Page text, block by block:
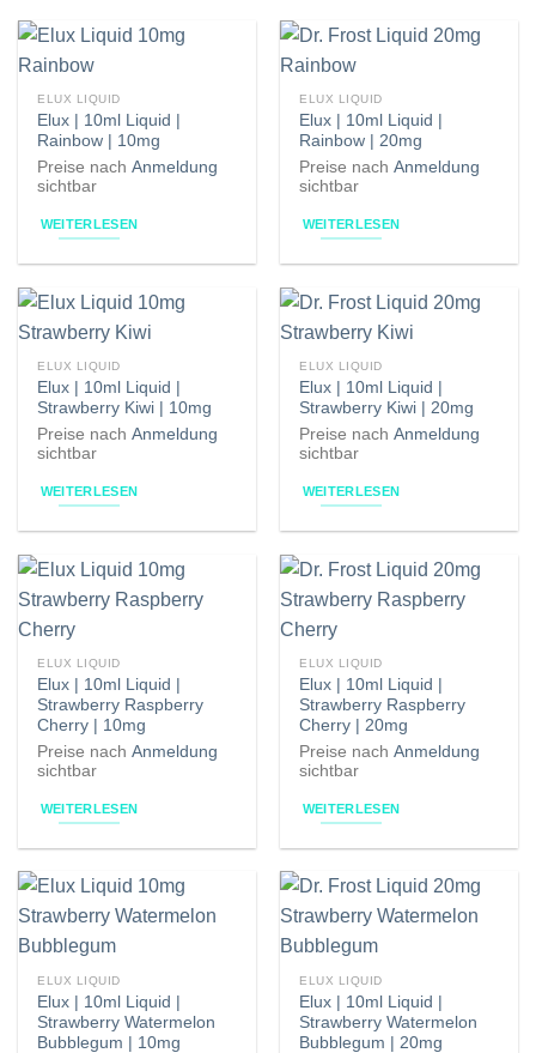
ELUX LIQUID
Elux | 10ml Liquid |
Rainbow | 10mg
Preise nachAnmeldung
sichtbar
WEITERLESEN
ELUX LIQUID
Elux | 10ml Liquid |
Rainbow | 20mg
Preise nachAnmeldung
sichtbar
WEITERLESEN
ELUX LIQUID
Elux | 10ml Liquid |
Strawberry Kiwi | 10mg
Preise nachAnmeldung
sichtbar
WEITERLESEN
ELUX LIQUID
Elux | 10ml Liquid |
Strawberry Kiwi | 20mg
Preise nachAnmeldung
sichtbar
WEITERLESEN
ELUX LIQUID
Elux | 10ml Liquid |
Strawberry Raspberry
Cherry | 10mg
Preise nachAnmeldung
sichtbar
WEITERLESEN
ELUX LIQUID
Elux | 10ml Liquid |
Strawberry Raspberry
Cherry | 20mg
Preise nachAnmeldung
sichtbar
WEITERLESEN
ELUX LIQUID
Elux | 10ml Liquid |
Strawberry Watermelon
Bubblegum | 10mg
ELUX LIQUID
Elux | 10ml Liquid |
Strawberry Watermelon
Bubblegum | 20mg